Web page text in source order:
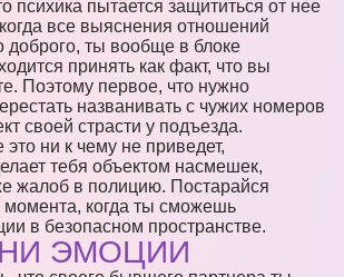
психика пытается защититься от нее
все выяснения отношений
доброго, ты вообще в блоке
принять как факт, что вы
Поэтому первое, что нужно
названивать с чужих номеров
своей страсти у подъезда.
ни к чему не приведет,
тебя объектом насмешек,
жалоб в полицию. Постарайся
момента, когда ты сможешь
в безопасном пространстве.
ЭМОЦИИ